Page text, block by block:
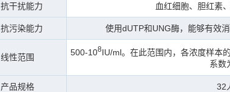
抗干扰能力 血红细胞、胆红素
抗污染能力 使用dUTP和UNG酶，能够有效
线性范围
500-108IU/ml。在此范围内，各浓度样本
系数
产品规格 32